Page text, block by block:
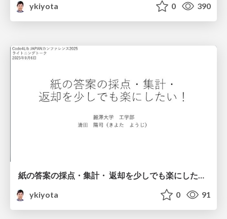
ykiyota
0 390
紙の答案の採点・集計・ 返却を少しでも楽にしたい！ / How to Simplify Grading, Tallying, and Returning Paper Exams
ykiyota
0 91